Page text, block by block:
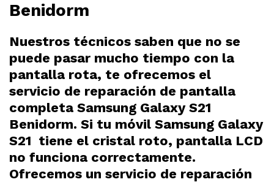
Benidorm
Nuestros técnicos saben que no se
puede pasar mucho tiempo con la
pantalla rota, te ofrecemos el
servicio de reparación de pantalla
completa Samsung Galaxy S21
Benidorm. Si tu móvil Samsung Galaxy
S21 tiene el cristal roto, pantalla LCD
no funciona correctamente.
Ofrecemos un servicio de reparación